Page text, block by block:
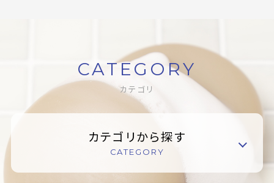
CATEGORY
カテゴリ
カテゴリから探す
CATEGORY